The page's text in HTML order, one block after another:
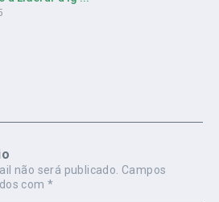
não será publicado. Campos
com *